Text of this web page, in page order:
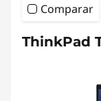
Comparar
ThinkPad